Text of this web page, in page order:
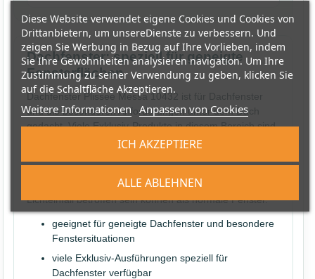
Dachfenster: speziell für geneigte
Fensterflächen
Dachfenster Plissee Messa 10432 ist für Dachfenster
und die besonderen Anforderungen unter dem Dach
gedacht. Viele Exklusiv-Produkte in diesem Bereich sind
für Dachfenster ausgelegt; zusätzlich gibt es besondere
Dachfenster stärker von Sonne, Hitze und direktem
Lichteinfall betroffen sein können als normale Fenster.
geeignet für geneigte Dachfenster und besondere
Fenstersituationen
viele Exklusiv-Ausführungen speziell für
Dachfenster verfügbar
Diese Website verwendet eigene Cookies und Cookies von
Drittanbietern, um unsereDienste zu verbessern. Und
zeigen Sie Werbung in Bezug auf Ihre Vorlieben, indem
Sie Ihre Gewohnheiten analysieren navigation. Um Ihre
Zustimmung zu seiner Verwendung zu geben, klicken Sie
auf die Schaltfläche Akzeptieren.
Weitere Informationen Anpassen von Cookies
ALLE ABLEHNEN
ICH AKZEPTIERE